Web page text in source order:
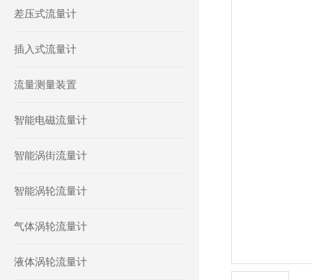
差压式流量计
插入式流量计
流量测量装置
智能电磁流量计
智能涡街流量计
智能涡轮流量计
气体涡轮流量计
液体涡轮流量计